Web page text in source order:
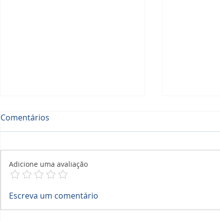
A Ferramenta Completa
para Gestão de Manutenção
Solar,
Comentários
Adicione uma avaliação
Escreva um comentário